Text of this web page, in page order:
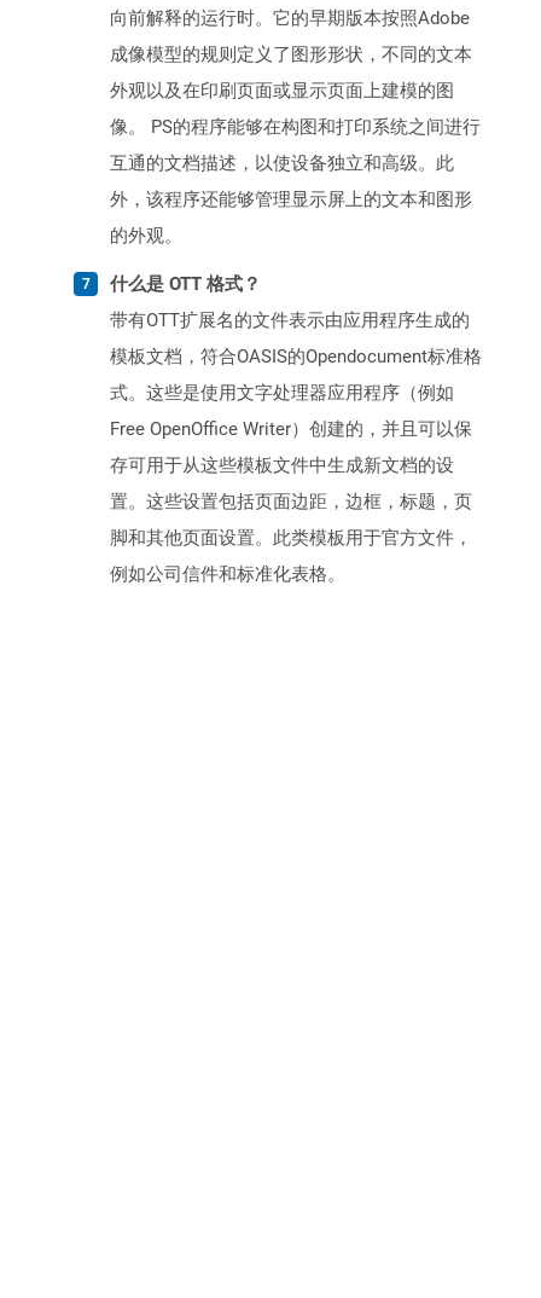
向前解释的运行时。它的早期版本按照Adobe
成像模型的规则定义了图形形状，不同的文本
外观以及在印刷页面或显示页面上建模的图
像。 PS的程序能够在构图和打印系统之间进行
互通的文档描述，以使设备独立和高级。此
外，该程序还能够管理显示屏上的文本和图形
的外观。
什么是 OTT 格式？
带有OTT扩展名的文件表示由应用程序生成的
模板文档，符合OASIS的Opendocument标准格
式。这些是使用文字处理器应用程序（例如
Free OpenOffice Writer）创建的，并且可以保
存可用于从这些模板文件中生成新文档的设
置。这些设置包括页面边距，边框，标题，页
脚和其他页面设置。此类模板用于官方文件，
例如公司信件和标准化表格。